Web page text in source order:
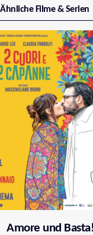
Ähnliche Filme & Serien
Amore und Basta!